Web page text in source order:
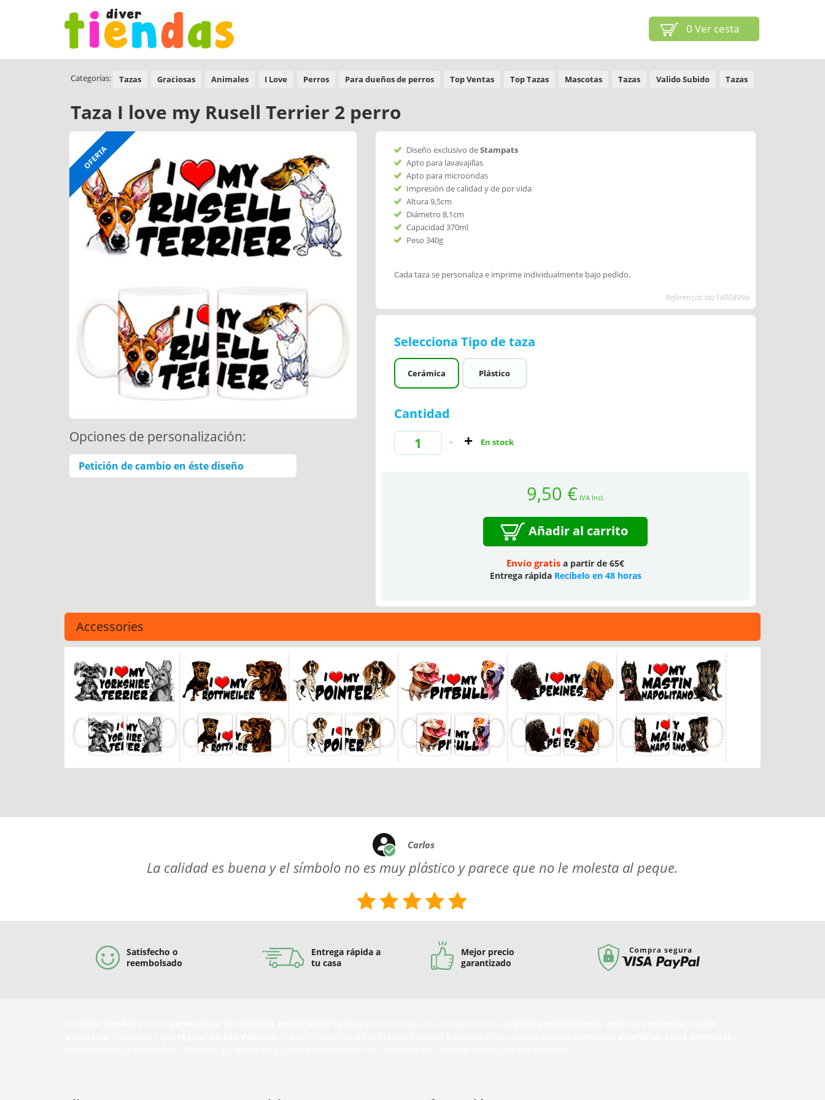
0 Ver cesta
Categorías: Tazas Graciosas Animales I Love Perros Para dueños de perros Top Ventas Top Tazas Mascotas Tazas Valido Subido Tazas
Taza I love my Rusell Terrier 2 perro
OFERTA
Opciones de personalización:
Petición de cambio en éste diseño
Diseño exclusivo deStampats
Apto para lavavajillas
Apto para microondas
Impresión de calidad y de por vida
Altura 9,5cm
Diámetro 8,1cm
Capacidad 370ml
Peso 340g
Cada taza se personaliza e imprime individualmente bajo pedido.
Referencia: taz1400899a
Selecciona Tipo de taza
Cerámica Plástico
Cantidad
En stock
9,50 € IVA Incl.
Añadir al carrito
Envío gratis a partir de 65€
Entrega rápida Recíbelo en 48 horas
Accessories
Carlos
La calidad es buena y el símbolo no es muy plástico y parece que no le molesta al peque.
Satisfecho o
reembolsado
Entrega rápida a
tu casa
Mejor precio
garantizado